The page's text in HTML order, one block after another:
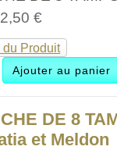
€
du Produit
DE 8
et Meldon